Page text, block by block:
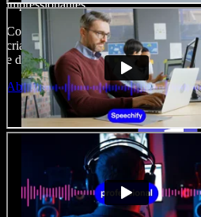
impressionantes.
Com curva de aprendizado zero e
criadores de conteúdo conseguem ir
e dar vida a todas as suas ideias.
Abrir o Studio